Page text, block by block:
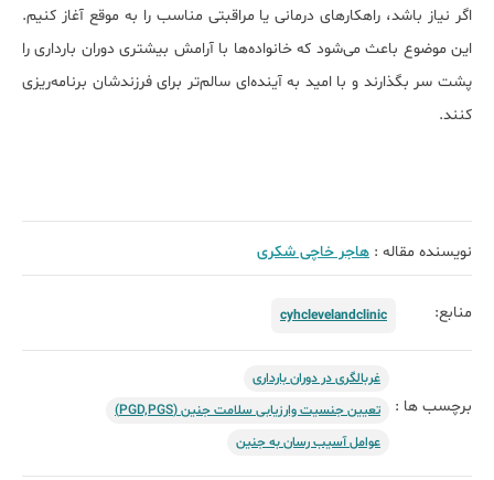
اگر نیاز باشد، راهکارهای درمانی یا مراقبتی مناسب را به موقع آغاز کنیم.
این موضوع باعث می‌شود که خانواده‌ها با آرامش بیشتری دوران بارداری را
پشت سر بگذارند و با امید به آینده‌ای سالم‌تر برای فرزندشان برنامه‌ریزی
کنند.
نویسنده مقاله : هاجر خاچی شکری
منابع: cyhclevelandclinic
برچسب ها :
غربالگری در دوران بارداری
تعیین جنسیت وارزیابی سلامت جنین (PGD,PGS)
عوامل آسیب‌ رسان به جنین